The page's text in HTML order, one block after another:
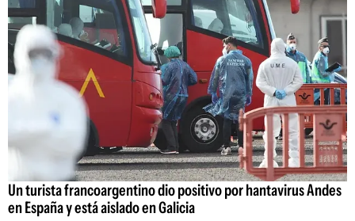
Un turista francoargentino dio positivo por hantavirus Andes
en España y está aislado en Galicia